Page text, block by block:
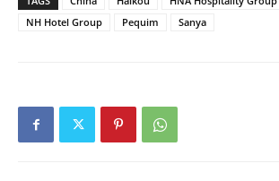
NH Hotel Group
Pequim Sanya